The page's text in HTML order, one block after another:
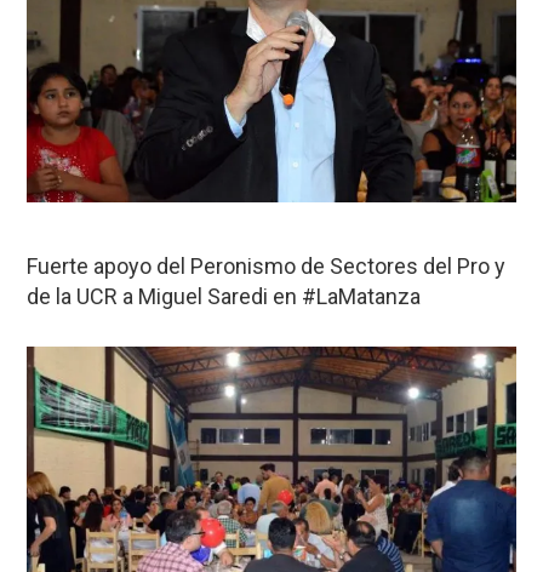
Fuerte apoyo del Peronismo de Sectores del Pro y
de la UCR a Miguel Saredi en #LaMatanza